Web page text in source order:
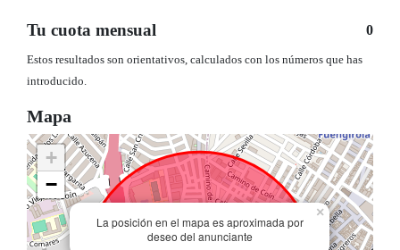
Tu cuota mensual 0
Estos resultados son orientativos, calculados con los números que has
introducido.
Mapa
La posición en el mapa es aproximada por
deseo del anunciante
×
+
−